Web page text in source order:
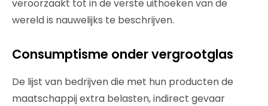
veroorzaakt tot in de verste uithoeken van de
wereld is nauwelijks te beschrijven.
Consumptisme onder vergrootglas
De lijst van bedrijven die met hun producten de
maatschappij extra belasten, indirect gevaar